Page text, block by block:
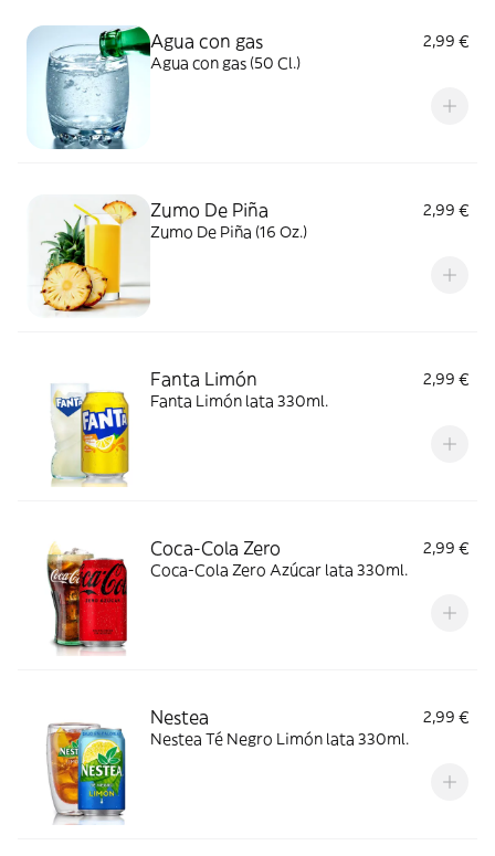
Agua con gas
2,99 €
Agua con gas (50 Cl.)
Zumo De Piña
2,99 €
Zumo De Piña (16 Oz.)
Fanta Limón
2,99 €
Fanta Limón lata 330ml.
Coca-Cola Zero
2,99 €
Coca-Cola Zero Azúcar lata 330ml.
Nestea
2,99 €
Nestea Té Negro Limón lata 330ml.